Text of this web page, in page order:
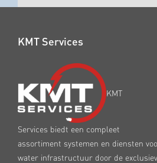
KMT Services
KMT
Services biedt een compleet
assortiment systemen en diensten
water infrastructuur door de